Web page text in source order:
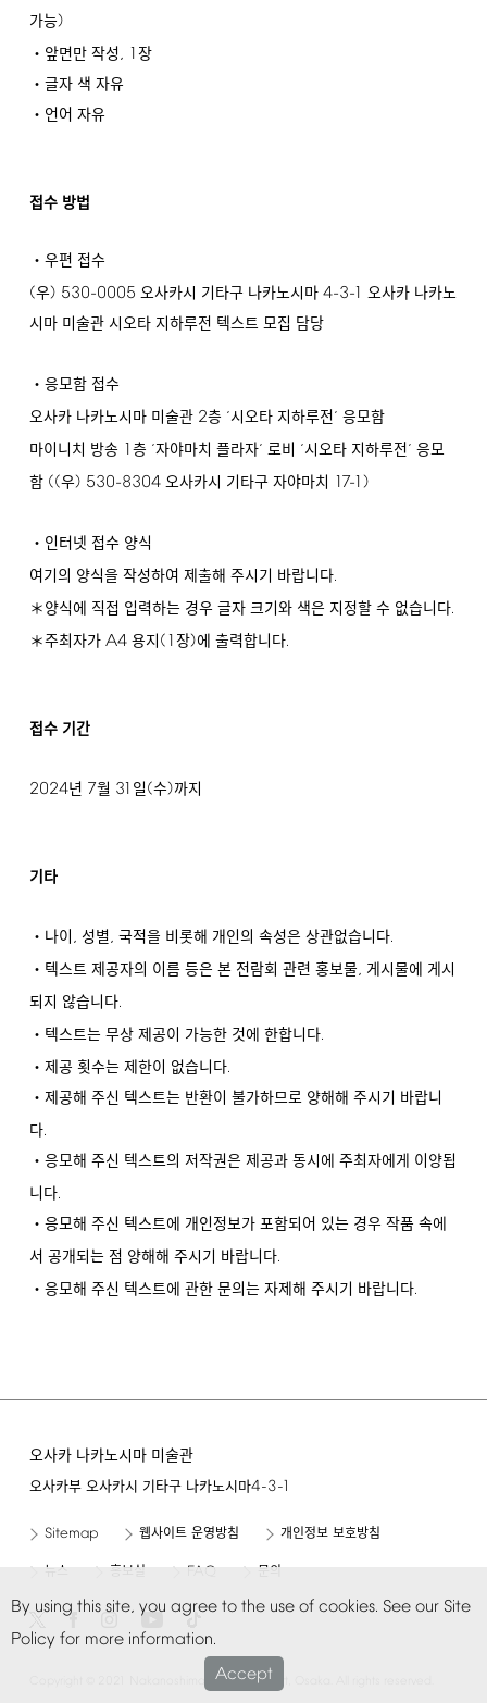
By using this site, you agree to the use of cookies. See our Site
Policy for more information.
Accept
가능)
・앞면만 작성, 1장
・글자 색 자유
・언어 자유
접수 방법
・우편 접수
(우) 530-0005 오사카시 기타구 나카노시마 4-3-1 오사카 나카노
시마 미술관 시오타 지하루전 텍스트 모집 담당
・응모함 접수
오사카 나카노시마 미술관 2층 ‘시오타 지하루전’ 응모함
마이니치 방송 1층 ‘자야마치 플라자’ 로비 ‘시오타 지하루전’ 응모
함 ((우) 530-8304오사카시 기타구 자야마치 17-1)
・인터넷 접수 양식
여기의 양식을 작성하여 제출해 주시기 바랍니다.
＊양식에 직접 입력하는 경우 글자 크기와 색은 지정할 수 없습니다.
＊주최자가 A4용지 (1장)에 출력합니다.
접수 기간
2024년 7월 31 일(수)까지
기타
・나이 , 성별, 국적을 비롯해 개인의 속성은 상관없습니다.
・텍스트 제공자의 이름 등은 본 전람회 관련 홍보물, 게시물에 게시
되지 않습니다.
・텍스트는 무상 제공이 가능한 것에 한합니다.
・제공 횟수는 제한이 없습니다.
・제공해 주신 텍스트는 반환이 불가하므로 양해해 주시기 바랍니
다.
・응모해 주신 텍스트의 저작권은 제공과 동시에 주최자에게 이양됩
니다.
・응모해 주신 텍스트에 개인정보가 포함되어 있는 경우 작품 속에
서 공개되는 점 양해해 주시기 바랍니다.
・응모해 주신 텍스트에 관한 문의는 자제해 주시기 바랍니다.
오사카 나카노시마 미술관
오사카부 오사카시 기타구 나카노시마4-3-1
Sitemap 웹사이트 운영방침 개인정보 보호방침
FAQ
Museum of